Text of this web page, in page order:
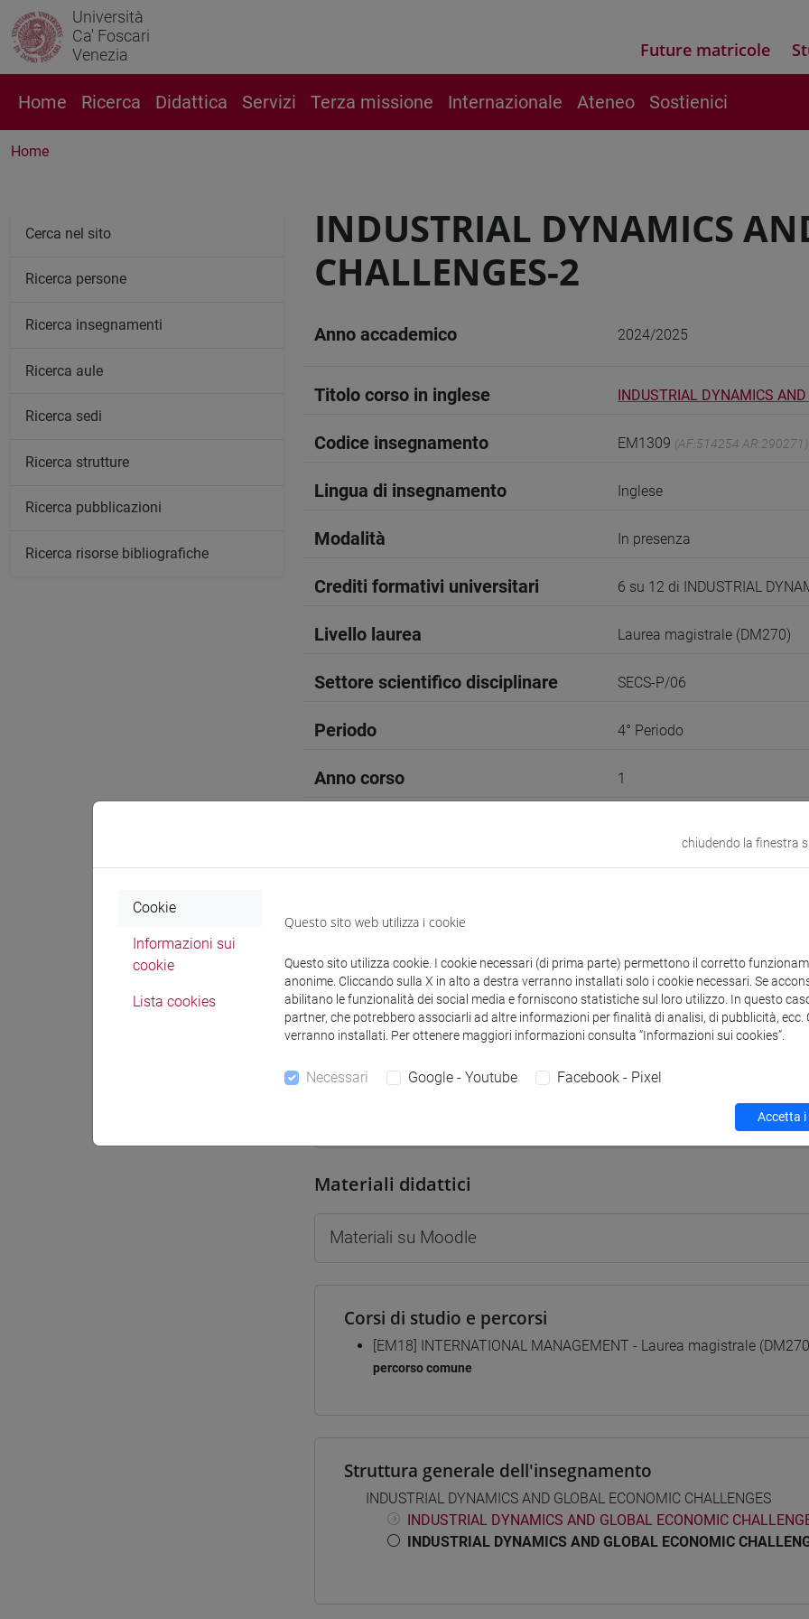
Università
Ca' Foscari
Venezia
Future matricole
Home Ricerca Didattica Servizi Terza missione Internazionale Ateneo Sostienici
Home
INDUSTRIAL DYNAMICS
CHALLENGES-2
Anno accademico 2024/2025
Titolo corso in inglese INDUSTRIAL DYNAMICS
Codice insegnamento EM1309 (AF:514254 AR:290271)
Lingua di insegnamento Inglese
Modalità In presenza
Crediti formativi universitari 6 su 12 di INDUSTRIAL
Livello laurea Laurea magistrale (DM270)
Settore scientifico disciplinare SECS-P/06
Periodo 4° Periodo
Anno corso 1
Spazio Moodle Link allo spazio del corso
Docenti e corsi di laurea Programma
Docenti
Materiali didattici
Materiali su Moodle
Corsi di studio e percorsi
[EM18] INTERNATIONAL MANAGEMENT - Laurea magistrale
percorso comune
Struttura generale dell'insegnamento
INDUSTRIAL DYNAMICS AND GLOBAL ECONOMIC CHALLENGES
INDUSTRIAL DYNAMICS AND GLOBAL ECONOMIC
INDUSTRIAL DYNAMICS AND GLOBAL ECONOMIC
Cerca nel sito
Ricerca persone
Ricerca insegnamenti
Ricerca aule
Ricerca sedi
Ricerca strutture
Ricerca pubblicazioni
Ricerca risorse bibliografiche
chiudendo la finestra
Cookie
Informazioni sui
cookie
Lista cookies
Questo sito web utilizza i cookie
Questo sito utilizza cookie. I cookie necessari (di prima parte) permettono il corretto
anonime. Cliccando sulla X in alto a destra verranno installati solo i cookie necessari. Se
abilitano le funzionalità dei social media e forniscono statistiche sul loro utilizzo. In questo
partner, che potrebbero associarli ad altre informazioni per finalità di analisi, di pubblicità, ecc.
verranno installati. Per ottenere maggiori informazioni consulta “Informazioni sui cookies”.
Necessari Google - Youtube Facebook - Pixel
Accetta i